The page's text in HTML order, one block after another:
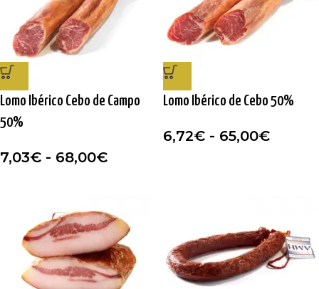
Lomo Ibérico Cebo de Campo
50%
7,03€ - 68,00€
Lomo Ibérico de Cebo 50%
6,72€ - 65,00€